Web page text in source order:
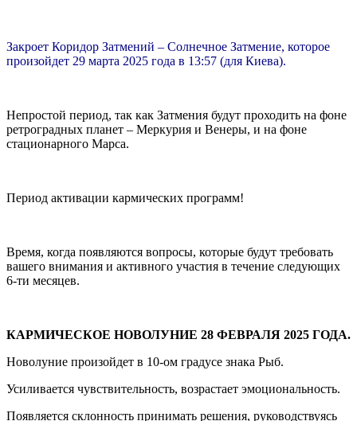
Закроет Коридор Затмений – Солнечное Затмение, которое
произойдет 29 марта 2025 года в 13:57 (для Киева).
Непростой период, так как Затмения будут проходить на фоне
ретроградных планет – Меркурия и Венеры, и на фоне
стационарного Марса.
Период активации кармических программ!
Время, когда появляются вопросы, которые будут требовать
вашего внимания и активного участия в течение следующих
6-ти месяцев.
КАРМИЧЕСКОЕ НОВОЛУНИЕ 28 ФЕВРАЛЯ 2025 ГОДА.
Новолуние произойдет в 10-ом градусе знака Рыб.
Усиливается чувствительность, возрастает эмоциональность.
Появляется склонность принимать решения, руководствуясь